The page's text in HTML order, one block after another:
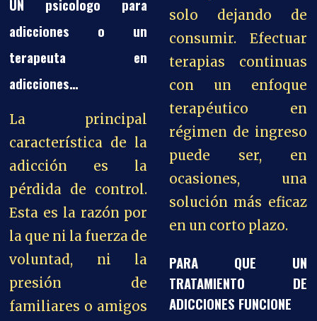
UN psicologo para
adicciones o un
terapeuta en
adicciones…
La principal
característica de la
adicción es la
pérdida de control.
Esta es la razón por
la que ni la fuerza de
voluntad, ni la
presión de
familiares o amigos
solo dejando de
consumir. Efectuar
terapias continuas
con un enfoque
terapéutico en
régimen de ingreso
puede ser, en
ocasiones, una
solución más eficaz
en un corto plazo.
PARA QUE UN
TRATAMIENTO DE
ADICCIONES FUNCIONE